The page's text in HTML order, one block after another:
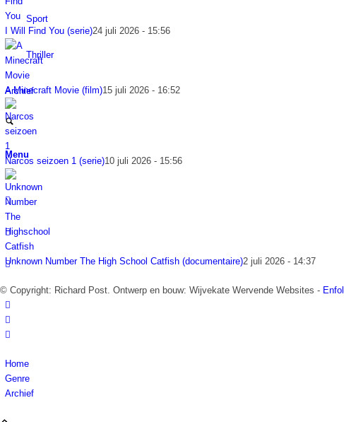
Sport
Thriller
Archief
Menu
I Will Find You (serie)24 juli 2026 - 15:56
A Minecraft Movie (film)15 juli 2026 - 16:52
Narcos seizoen 1 (serie)10 juli 2026 - 15:56
Unknown Number The High School Catfish (documentaire)2 juli 2026 - 14:37
© Copyright: Richard Post. Ontwerp en bouw: Wijvekate Wervende Websites -
Home
Genre
Archief